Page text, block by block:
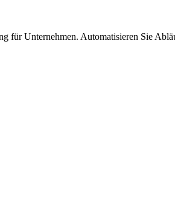
Unternehmen. Automatisieren Sie